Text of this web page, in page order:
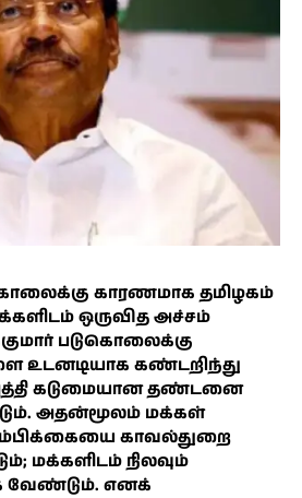
காரணமாக தமிழகம்
ஒருவித அச்சம்
படுகொலைக்கு
உடனடியாக கண்டறிந்து
கடுமையான தண்டனை
அதன்மூலம் மக்கள்
காவல்துறை
மக்களிடம் நிலவும்
வேண்டும். எனக்